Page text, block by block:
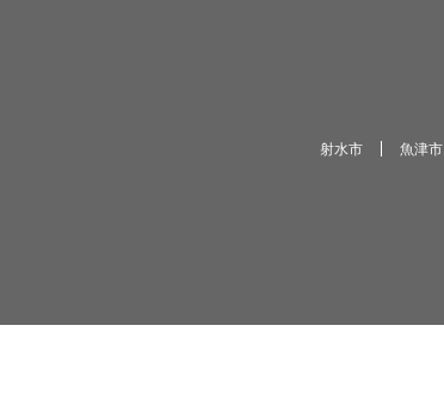
射水市 魚津市